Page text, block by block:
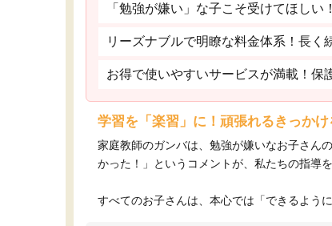
「勉強が嫌い」な子こそ受けてほし
リーズナブルで明瞭な料金体系！長く
お得で使いやすいサービスが満載！保
学習を「楽習」に！頑張れるきっか
家庭教師のガンバは、勉強が嫌いなお子さん
かった！」というコメントが、私たちの指導
すべてのお子さんは、本心では「できるよう